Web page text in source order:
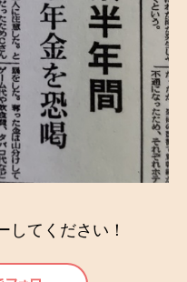
してください！